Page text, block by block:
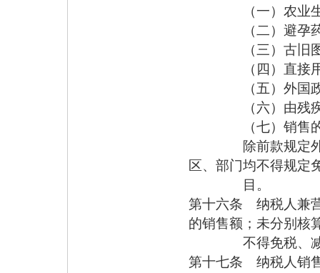
（一）农业生产
（二）避孕药
（三）古旧图
（四）直接用于
（五）外国政府
（六）由残疾人
（七）销售的自
除前款规定外，
区、部门均不得规定
目。
第十六条 纳税人兼
的销售额；未分别核
不得免税、减
第十七条 纳税人销